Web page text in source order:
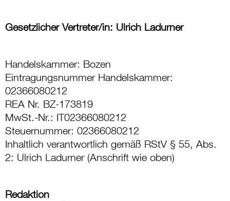
Gesetzlicher Vertreter/in: Ulrich Ladurner
Handelskammer: Bozen
Eintragungsnummer Handelskammer:
02366080212
REA Nr. BZ-173819
MwSt.-Nr.: IT02366080212
Steuernummer: 02366080212
Inhaltlich verantwortlich gemäß RStV § 55, Abs.
2: Ulrich Ladurner (Anschrift wie oben)
Redaktion